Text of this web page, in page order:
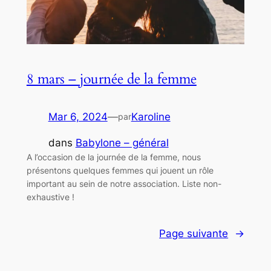
8 mars – journée de la femme
Mar 6, 2024—parKaroline
dans Babylone – général
A l’occasion de la journée de la femme, nous
présentons quelques femmes qui jouent un rôle
important au sein de notre association. Liste non-
exhaustive !
Page suivante →